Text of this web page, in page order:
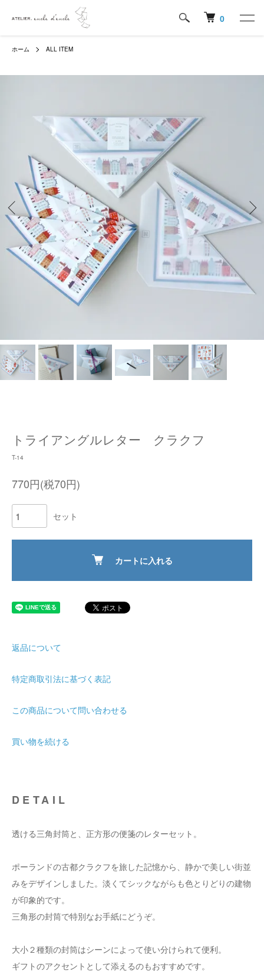
0
ホーム ALL ITEM
トライアングルレター クラクフ
T-14
770円(税70円)
セット
カートに入れる
返品について
特定商取引法に基づく表記
この商品について問い合わせる
買い物を続ける
DETAIL
透ける三角封筒と、正方形の便箋のレターセット。
ポーランドの古都クラクフを旅した記憶から、静かで美しい街並
みをデザインしました。淡くてシックながらも色とりどりの建物
が印象的です。
三角形の封筒で特別なお手紙にどうぞ。
大小２種類の封筒はシーンによって使い分けられて便利。
ギフトのアクセントとして添えるのもおすすめです。